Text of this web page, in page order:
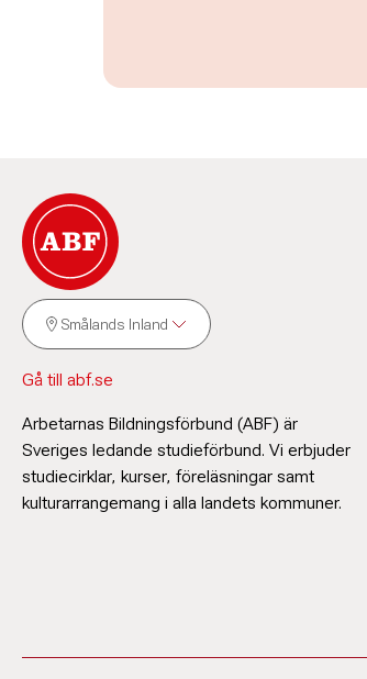
Smålands Inland
Gå till abf.se
Arbetarnas Bildningsförbund (ABF) är
Sveriges ledande studieförbund. Vi erbjuder
studiecirklar, kurser, föreläsningar samt
kulturarrangemang i alla landets kommuner.